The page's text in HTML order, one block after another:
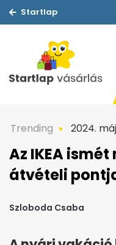
Startlap
Trending 2024.
Az IKEA
átvételi
Szloboda Csaba